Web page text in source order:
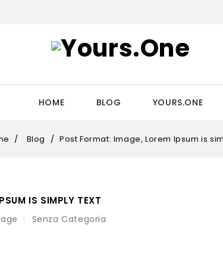
HOME BLOG YOURS.ONE
/ Blog / Post Format: Image, Lorem Ipsum is
IS SIMPLY TEXT
Senza Categoria